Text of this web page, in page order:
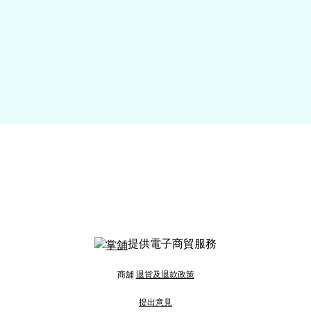
提供電子商貿服務
商舖 退貨及退款政策
提出意見